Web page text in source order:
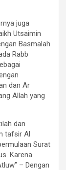
juga
Utsaimin
Basmalah
Rabb
dan Ar
Allah yang
dan
tafsir Al
Surat
Karena
– Dengan